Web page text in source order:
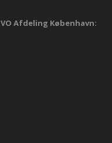
VO Afdeling København: